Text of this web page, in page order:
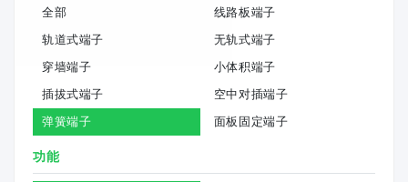
全部
线路板端子
轨道式端子
无轨式端子
穿墙端子
小体积端子
插拔式端子
空中对插端子
弹簧端子
面板固定端子
功能